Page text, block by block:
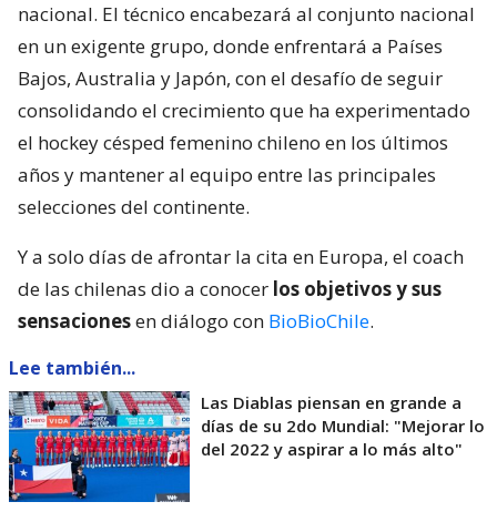
nacional. El técnico encabezará al conjunto nacional
en un exigente grupo, donde enfrentará a Países
Bajos, Australia y Japón, con el desafío de seguir
consolidando el crecimiento que ha experimentado
el hockey césped femenino chileno en los últimos
años y mantener al equipo entre las principales
selecciones del continente.
Y a solo días de afrontar la cita en Europa, el coach
de las chilenas dio a conocer los objetivos y sus
sensacionesen diálogo con BioBioChile.
Lee también...
Las Diablas piensan en grande a
días de su 2do Mundial: "Mejorar lo
del 2022 y aspirar a lo más alto"